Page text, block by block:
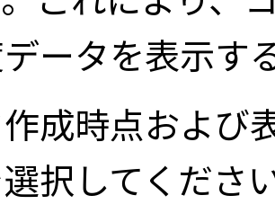
ータを表示す
成時点および
択してくださ